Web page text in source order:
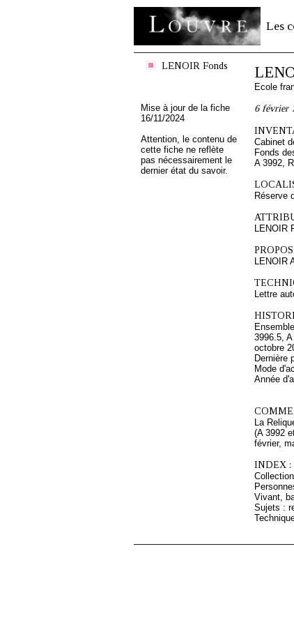
Les
LENOIR Fonds
Mise à jour de la fiche
16/11/2024
Attention, le contenu de
cette fiche ne reflète
pas nécessairement le
dernier état du savoir.
Ecole
6 février
Cabinet
Fonds
A 3992,
Réserve
LENOIR
LENOIR
Lettre
3996.5,
octobre
Dernière
Mode
Année
La
(A 3992
février,
INDEX :
Vivant,
Sujets :